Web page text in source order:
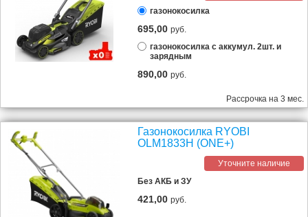
газонокосилка
695,00руб.
газонокосилка с аккумул. 2шт. и
зарядным
890,00руб.
Рассрочка на 3 мес.
Газонокосилка RYOBI
OLM1833H (ONE+)
Уточните наличие
Без АКБ и ЗУ
421,00руб.